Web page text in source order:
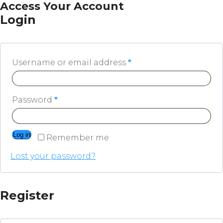
Access Your Account
Login
Username or email address *
Password *
Remember me
Log in
Lost your password?
Register